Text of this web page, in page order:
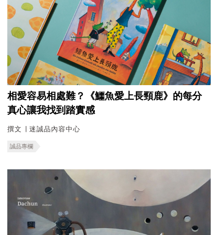
相愛容易相處難？《鱷魚愛上長頸鹿》的每分
真心讓我找到踏實感
撰文 ∣ 迷誠品內容中心
誠品專欄